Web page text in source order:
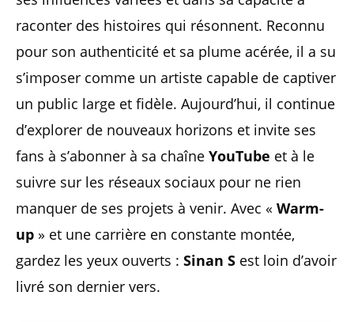
raconter des histoires qui résonnent. Reconnu
pour son authenticité et sa plume acérée, il a su
s’imposer comme un artiste capable de captiver
un public large et fidèle. Aujourd’hui, il continue
d’explorer de nouveaux horizons et invite ses
fans à s’abonner à sa chaîne YouTube et à le
suivre sur les réseaux sociaux pour ne rien
manquer de ses projets à venir. Avec « Warm-
up » et une carrière en constante montée,
gardez les yeux ouverts : Sinan S est loin d’avoir
livré son dernier vers.